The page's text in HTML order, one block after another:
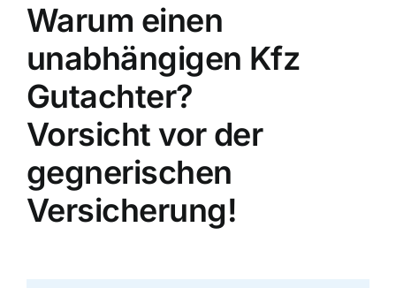
Warum einen
unabhängigen Kfz
Gutachter?
Vorsicht vor der
gegnerischen
Versicherung!